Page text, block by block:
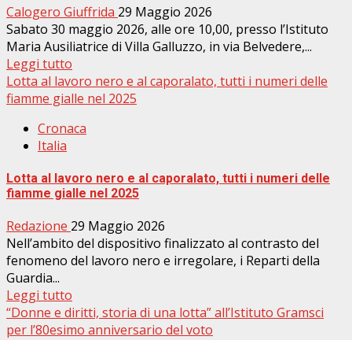
Calogero Giuffrida 29 Maggio 2026
Sabato 30 maggio 2026, alle ore 10,00, presso l’Istituto
Maria Ausiliatrice di Villa Galluzzo, in via Belvedere,...
Leggi tutto
Lotta al lavoro nero e al caporalato, tutti i numeri delle
fiamme gialle nel 2025
Cronaca
Italia
Lotta al lavoro nero e al caporalato, tutti i numeri delle
fiamme gialle nel 2025
Redazione 29 Maggio 2026
Nell’ambito del dispositivo finalizzato al contrasto del
fenomeno del lavoro nero e irregolare, i Reparti della
Guardia...
Leggi tutto
“Donne e diritti, storia di una lotta” all’Istituto Gramsci
per l’80esimo anniversario del voto